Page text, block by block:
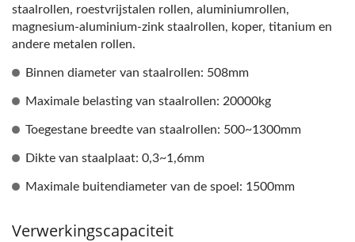
staalrollen, roestvrijstalen rollen, aluminiumrollen,
magnesium-aluminium-zink staalrollen, koper, titanium en
andere metalen rollen.
Binnen diameter van staalrollen: 508mm
Maximale belasting van staalrollen: 20000kg
Toegestane breedte van staalrollen: 500~1300mm
Dikte van staalplaat: 0,3~1,6mm
Maximale buitendiameter van de spoel: 1500mm
Verwerkingscapaciteit